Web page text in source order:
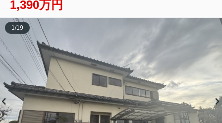
1,390万円
1/19